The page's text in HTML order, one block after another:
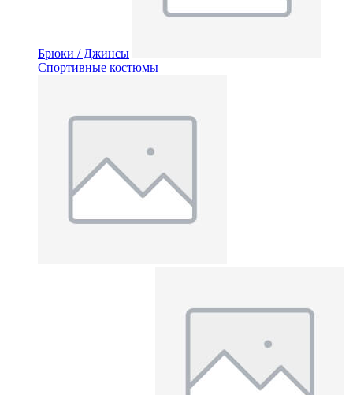
Брюки / Джинсы
Спортивные костюмы